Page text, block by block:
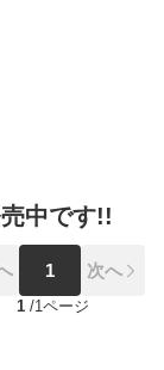
中です!!
1 次へ
1 /1ページ